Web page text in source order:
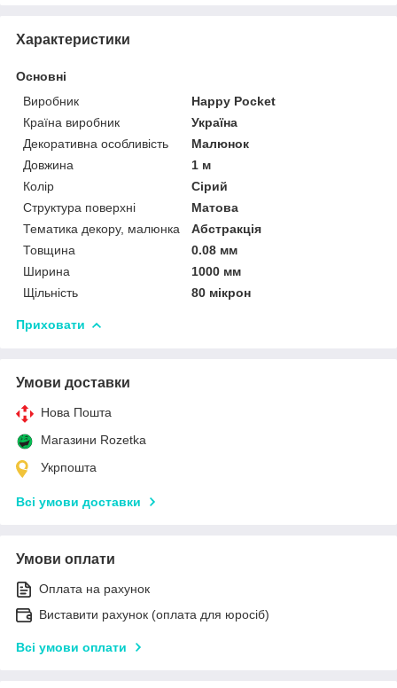
Характеристики
Основні
Виробник
Happy Pocket
Країна виробник
Україна
Декоративна особливість
Малюнок
Довжина
1 м
Колір
Сірий
Структура поверхні
Матова
Тематика декору, малюнка
Абстракція
Товщина
0.08 мм
Ширина
1000 мм
Щільність
80 мікрон
Приховати
Умови доставки
Нова Пошта
Магазини Rozetka
Укрпошта
Всі умови доставки
Умови оплати
Оплата на рахунок
Виставити рахунок (оплата для юросіб)
Всі умови оплати